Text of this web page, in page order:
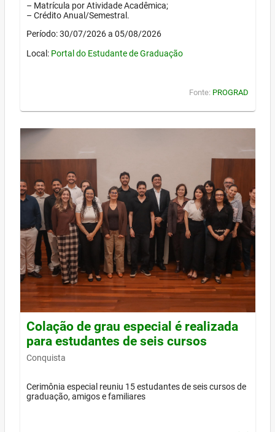
– Matrícula por Atividade Acadêmica;
– Crédito Anual/Semestral.
Período: 30/07/2026 a 05/08/2026
Local: Portal do Estudante de Graduação
Fonte: PROGRAD
Colação de grau especial é realizada
para estudantes de seis cursos
Conquista
Cerimônia especial reuniu 15 estudantes de seis cursos de
graduação, amigos e familiares